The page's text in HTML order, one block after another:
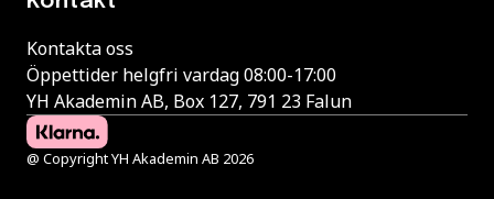
Kontakta oss
Öppettider helgfri vardag 08:00-17:00
YH Akademin AB, Box 127, 791 23 Falun
@ Copyright YH Akademin AB 2026